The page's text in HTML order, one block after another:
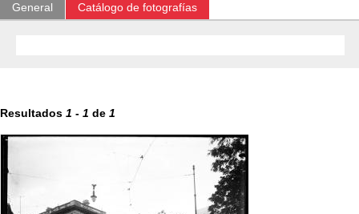
General Catálogo de fotografías
Resultados 1 - 1 de 1